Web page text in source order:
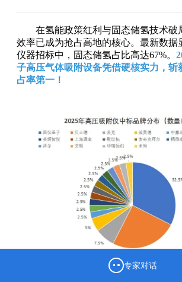
在氢能政策红利与固态储氢技术破
效率已成为抢占高地的核心。最新数据
仪器招标中，固态储氢占比高达67%。
子高压气体吸附设备凭借硬核实力，斩
占率第一！
数据来源：第三方招投标数据统计，详情
专家对话